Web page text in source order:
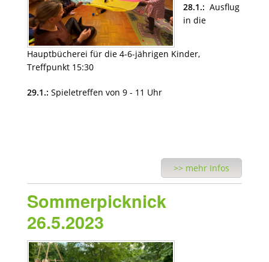
28.1.: Ausflug
in die
Hauptbücherei für die 4-6-jährigen Kinder,
Treffpunkt 15:30
29.1.: Spieletreffen von 9 - 11 Uhr
>> mehr Infos
Sommerpicknick
26.5.2023